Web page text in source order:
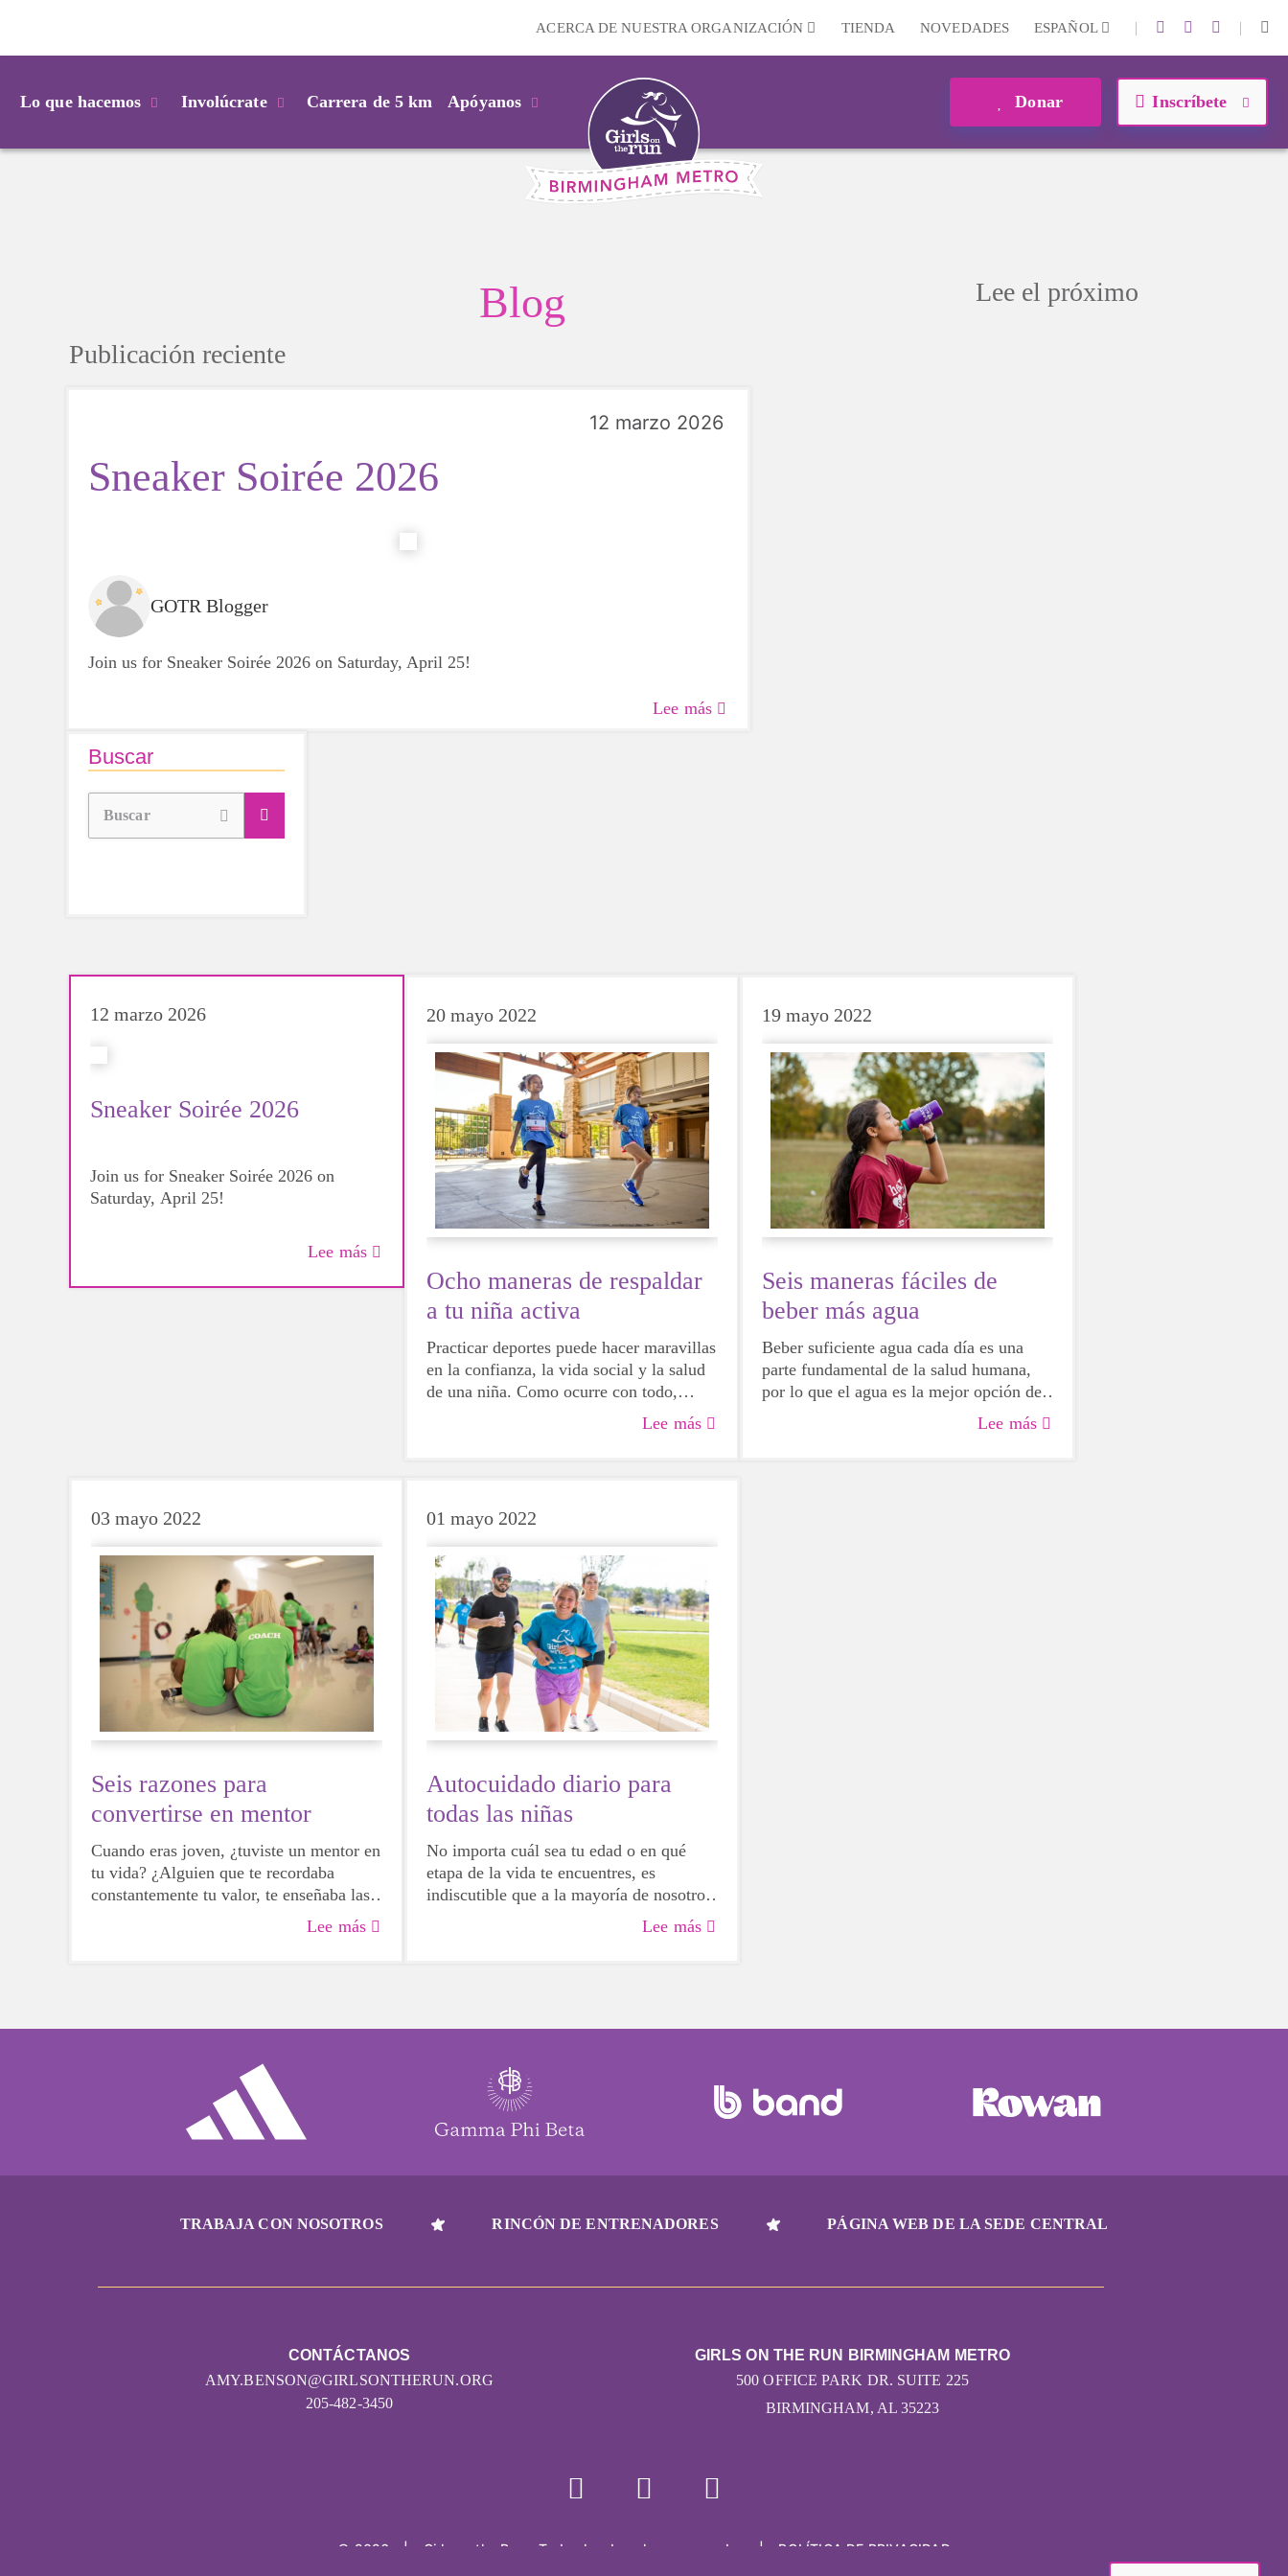
ACERCA DE NUESTRA ORGANIZACIÓN TIENDA NOVEDADES ESPAÑOL | |
Lo que hacemos Involúcrate Carrera de 5 km Apóyanos Donar Inscríbete
Blog
Publicación reciente
12 marzo 2026
Sneaker Soirée 2026
GOTR Blogger
Join us for Sneaker Soirée 2026 on Saturday, April 25!
Lee más
Buscar
Buscar
Lee el próximo
12 marzo 2026
Sneaker Soirée 2026
Join us for Sneaker Soirée 2026 on
Saturday, April 25!
Lee más
20 mayo 2022
Ocho maneras de respaldar
a tu niña activa
Practicar deportes puede hacer maravillas
en la confianza, la vida social y la salud
de una niña. Como ocurre con todo,
algunas niñas serán más hábiles que
otras, pero eso no significa que no deban
hace felices y qué opciones les gustaría
elegir en el futuro.
Lee más
19 mayo 2022
Seis maneras fáciles de
beber más agua
Beber suficiente agua cada día es una
parte fundamental de la salud humana,
por lo que el agua es la mejor opción de
bebida para todos, incluidas las niñas en
edad de crecimiento. Aunque a veces
Lee más
03 mayo 2022
Seis razones para
convertirse en mentor
Cuando eras joven, ¿tuviste un mentor en
tu vida? ¿Alguien que te recordaba
constantemente tu valor, te enseñaba las
normas y se tomaba el tiempo para
escucharte? Si tu respuesta es afirmativa,
Lee más
01 mayo 2022
Autocuidado diario para
todas las niñas
No importa cuál sea tu edad o en qué
etapa de la vida te encuentres, es
indiscutible que a la mayoría de nosotros
nos vendría bien un estímulo para nuestra
salud física, mental y emocional. La vida
ABSOLUTA para estos días
Lee más
TRABAJA CON NOSOTROS RINCÓN DE ENTRENADORES PÁGINA WEB DE LA SEDE CENTRAL
CONTÁCTANOS
AMY.BENSON@GIRLSONTHERUN.ORG
205-482-3450
GIRLS ON THE RUN BIRMINGHAM METRO
500 OFFICE PARK DR. SUITE 225
BIRMINGHAM, AL 35223
© 2026 | Girls on the Run - Todos los derechos reservados |
POLÍTICA DE PRIVACIDAD